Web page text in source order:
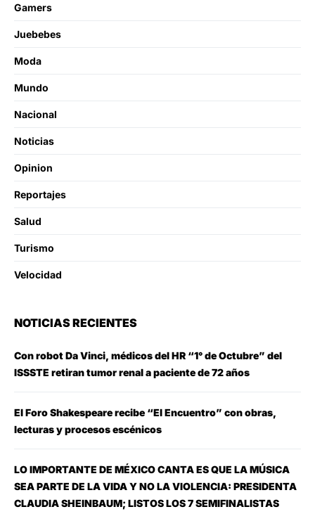
Gamers
Juebebes
Moda
Mundo
Nacional
Noticias
Opinion
Reportajes
Salud
Turismo
Velocidad
NOTICIAS RECIENTES
Con robot Da Vinci, médicos del HR “1° de Octubre” del
ISSSTE retiran tumor renal a paciente de 72 años
El Foro Shakespeare recibe “El Encuentro” con obras,
lecturas y procesos escénicos
LO IMPORTANTE DE MÉXICO CANTA ES QUE LA MÚSICA
SEA PARTE DE LA VIDA Y NO LA VIOLENCIA: PRESIDENTA
CLAUDIA SHEINBAUM; LISTOS LOS 7 SEMIFINALISTAS